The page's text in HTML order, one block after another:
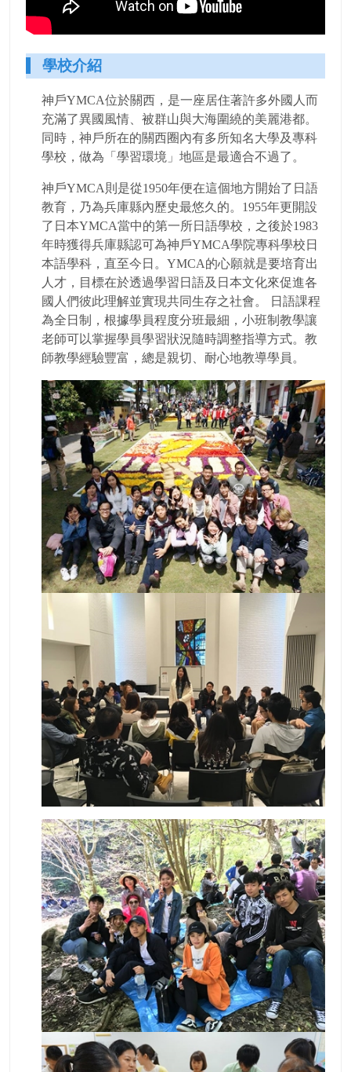
學校介紹
神戶YMCA位於關西，是一座居住著許多外國人而
充滿了異國風情、被群山與大海圍繞的美麗港都。
同時，神戶所在的關西圈內有多所知名大學及專科
學校，做為「學習環境」地區是最適合不過了。
神戶YMCA則是從1950年便在這個地方開始了日語
教育，乃為兵庫縣內歷史最悠久的。1955年更開設
了日本YMCA當中的第一所日語學校，之後於1983
年時獲得兵庫縣認可為神戶YMCA學院專科學校日
本語學科，直至今日。YMCA的心願就是要培育出
人才，目標在於透過學習日語及日本文化來促進各
國人們彼此理解並實現共同生存之社會。 日語課程
為全日制，根據學員程度分班最細，小班制教學讓
老師可以掌握學員學習狀況隨時調整指導方式。教
師教學經驗豐富，總是親切、耐心地教導學員。